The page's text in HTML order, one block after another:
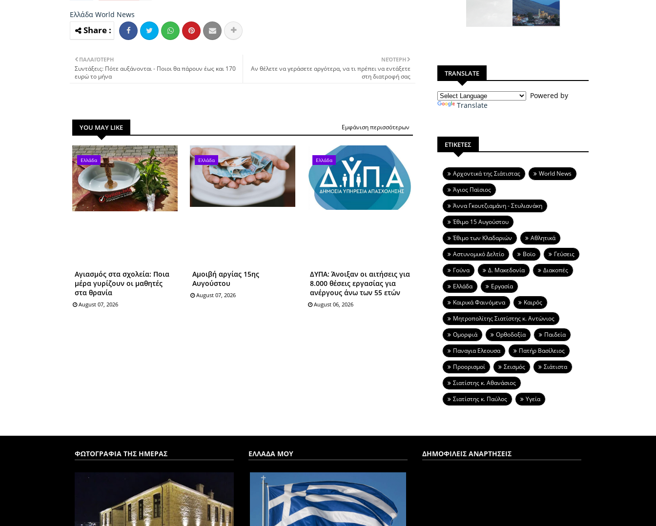
Ελλάδα World News
ΝΕΌΤΕΡΗ
Αν θέλετε να γεράσετε αργότερα, να τι πρέπει να εντάξετε
στη διατροφή σας
ΠΑΛΑΙΌΤΕΡΗ
Συντάξεις: Πότε αυξάνονται - Ποιοι θα πάρουν έως και 170
ευρώ το μήνα
YOU MAY LIKE Εμφάνιση περισσότερων
Ελλάδα
Αγιασμός στα σχολεία: Ποια
μέρα γυρίζουν οι μαθητές
στα θρανία
August 07, 2026
Ελλάδα
Αμοιβή αργίας 15ης
Αυγούστου
August 07, 2026
Ελλάδα
ΔΥΠΑ: Άνοιξαν οι αιτήσεις για
8.000 θέσεις εργασίας για
ανέργους άνω των 55 ετών
August 06, 2026
TRANSLATE
Powered by
Translate
ΕΤΙΚΕΤΕΣ
Aρχοντικά της Σιάτιστας
World News
Άγιος Παϊσιος
Άννα Γκουτζιαμάνη - Στυλιανάκη
Έθιμο 15 Αυγούστου
Έθιμο των Κλαδαριών
Αθλητικά
Αστυνομικό Δελτίο
Βοϊο
Γεύσεις
Γούνα
Δ. Μακεδονία
Διακοπές
Ελλάδα
Εργασία
Καιρικά Φαινόμενα
Καιρός
Μητροπολίτης Σιατίστης κ. Αντώνιος
Ομορφιά
Ορθοδοξία
Παιδεία
Παναγια Ελεουσα
Πατήρ Βασίλειος
Προορισμοί
Σεισμός
Σιάτιστα
Σιατίστης κ. Αθανάσιος
Σιατίστης κ. Παύλος
Υγεία
ΦΩΤΟΓΡΑΦΙΑ ΤΗΣ ΗΜΕΡΑΣ ΕΛΛΑΔΑ ΜΟΥ ΔΗΜΟΦΙΛΕΙΣ ΑΝΑΡΤΗΣΕΙΣ